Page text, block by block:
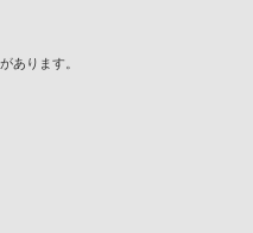
あります。